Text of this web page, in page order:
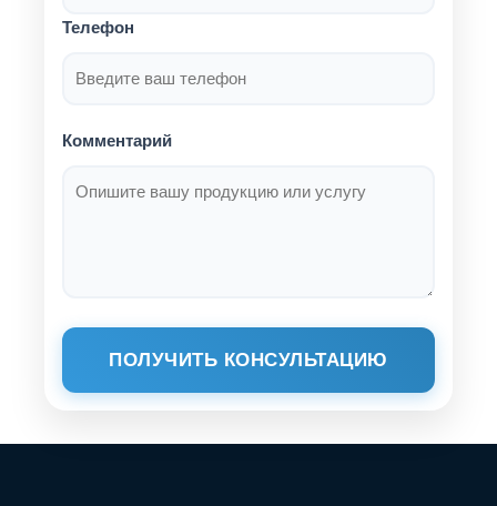
Телефон
Комментарий
ПОЛУЧИТЬ КОНСУЛЬТАЦИЮ